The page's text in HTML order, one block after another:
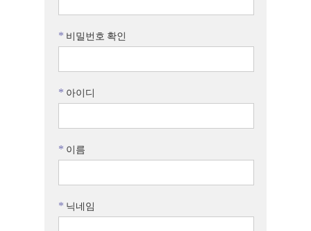
* 비밀번호 확인
* 아이디
* 이름
* 닉네임